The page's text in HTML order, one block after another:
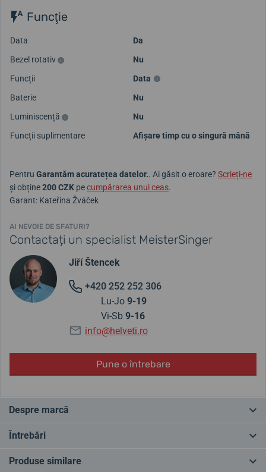
Funcţie
Data
Da
Bezel rotativ
Nu
Funcții
Data
Baterie
Nu
Luminiscență
Nu
Funcții suplimentare
Afișare timp cu o singură mână
Pentru Garantăm acuratețea datelor.. Ai găsit o eroare? Scrieți-ne
și obține200 CZK pecumpărarea unui ceas.
Garant: Kateřina Žváček
AI NEVOIE DE SFATURI?
Contactați un specialist MeisterSinger
Jiří Štencek
+420 252 252 306
Lu-Jo 9-19
Vi-Sb 9-16
info@helveti.ro
Pune o întrebare
Despre marcă
Uită de ritmul rapid de astăzi, de ticăitul agitat sau de mișcarea lină
necesar. Dedică-ți toată atenția ritualului tău preferat și lasă timpul
Întrebări
Produse similare